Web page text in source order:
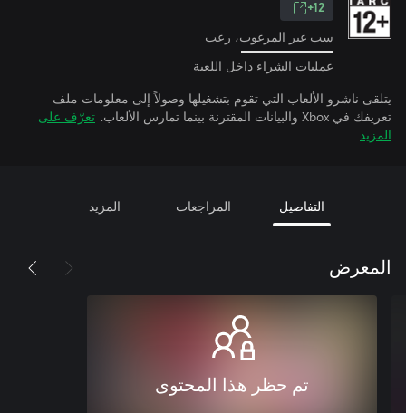
12+
سب غير المرغوب، رعب
عمليات الشراء داخل اللعبة
يتلقى ناشرو الألعاب التي تقوم بتشغيلها وصولاً إلى معلومات ملف
تعريفك في Xbox والبيانات المقترنة بينما تمارس الألعاب.
تعرّف على
المزيد
التفاصيل المراجعات المزيد
المعرض
تم حظر هذا المحتوى